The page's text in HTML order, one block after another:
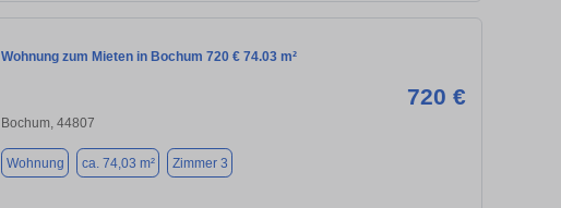
Wohnung zum Mieten in Bochum 720 € 74.03 m²
720 €
Bochum, 44807
Wohnung ca. 74,03 m² Zimmer 3